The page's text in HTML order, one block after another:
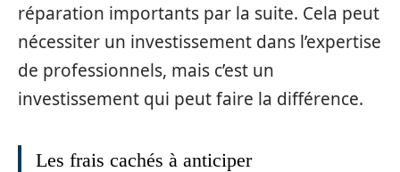
réparation importants par la suite. Cela peut
nécessiter un investissement dans l’expertise
de professionnels, mais c’est un
investissement qui peut faire la différence.
Les frais cachés à anticiper